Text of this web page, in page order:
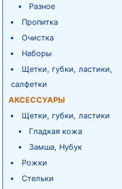
Разное
Пропитка
Очистка
Наборы
Щетки, губки, ластики,
салфетки
АКСЕССУАРЫ
Щетки, губки, ластики
Гладкая кожа
Замша, Нубук
Рожки
Стельки